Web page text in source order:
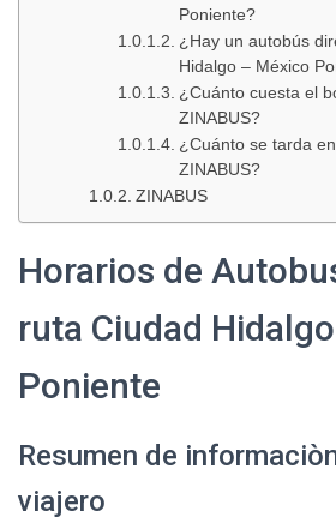
Poniente?
¿Hay un autobús
Hidalgo – México
¿Cuánto cuesta el
ZINABUS?
¿Cuánto se tarda
ZINABUS?
ZINABUS
Horarios de
ruta Ciudad
Poniente
Resumen de
viajero